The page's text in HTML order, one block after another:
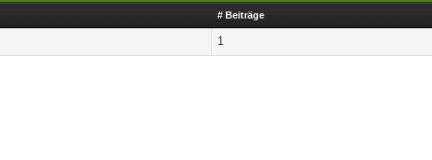
# Beiträge
1